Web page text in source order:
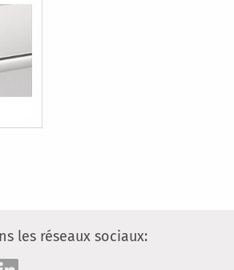
les réseaux sociaux: